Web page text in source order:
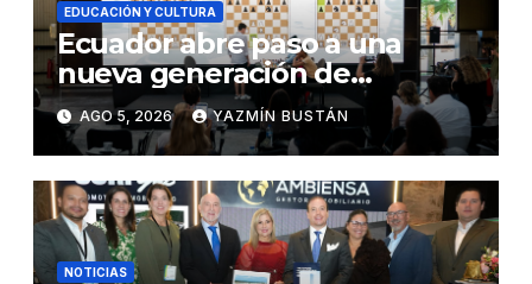
EDUCACIÓN Y CULTURA
Ecuador abre paso a una
nueva generación de
ajedrecistas con Future
Grandmasters, el programa
de Karpowership
AGO 5, 2026 YAZMÍN BUSTÁN
NOTICIAS